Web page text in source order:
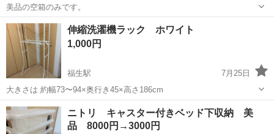
美品の空箱のみです。
東京 福生市 福生駅 その他
伸縮洗濯機ラック ホワイト
1,000円
福生駅
7月25日
大きさは 約幅73〜94×奥行き45×高さ186cm
東京 福生市 福生駅 その他
ニトリ キャスター付きベッド下収納 美
品 8000円→3000円